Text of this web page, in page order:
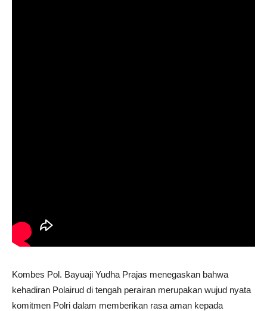
Kombes Pol. Bayuaji Yudha Prajas menegaskan bahwa
kehadiran Polairud di tengah perairan merupakan wujud nyata
komitmen Polri dalam memberikan rasa aman kepada